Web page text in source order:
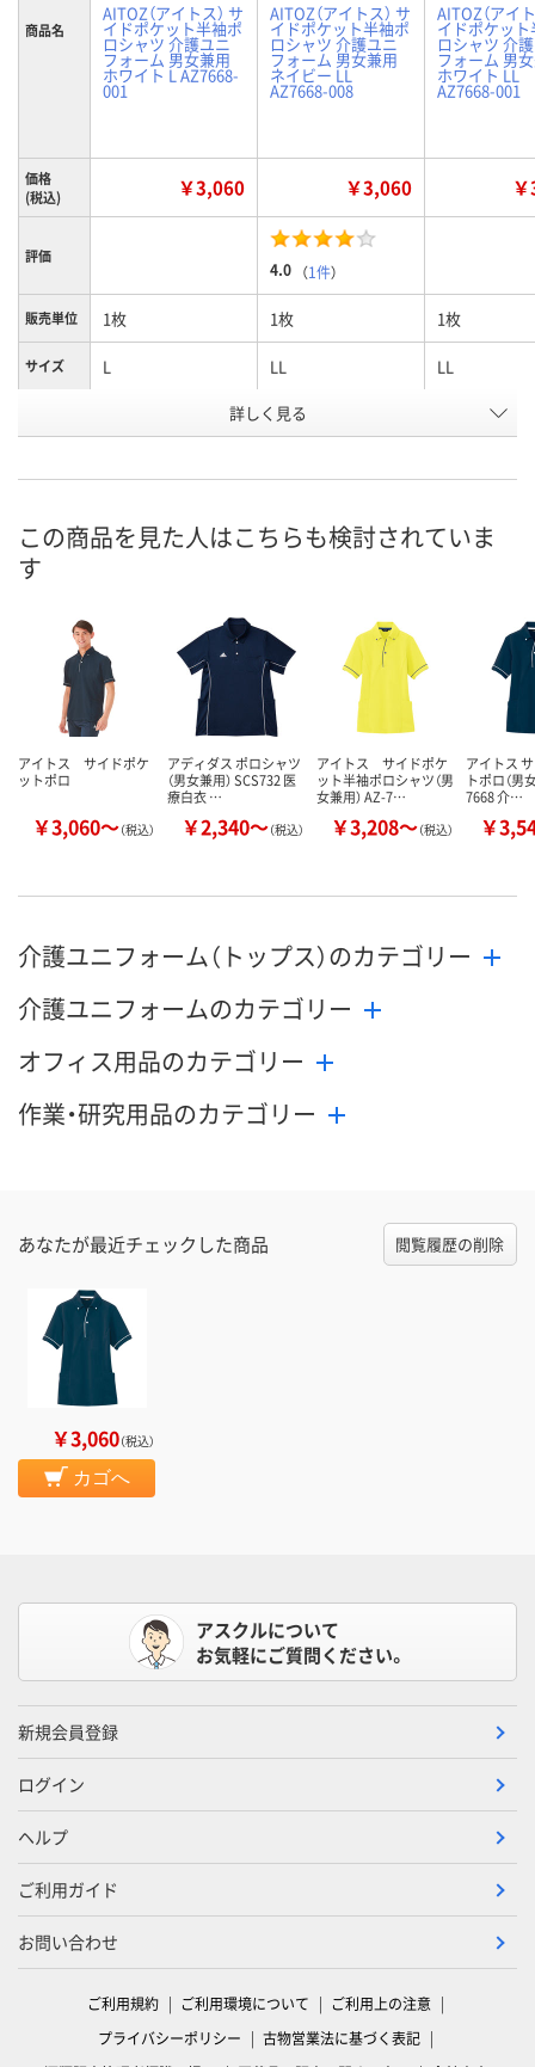
商品名
AITOZ（アイトス） サ
イドポケット半袖ポ
ロシャツ 介護ユニ
フォーム 男女兼用
ホワイト L AZ7668-
001
AITOZ（アイトス） サ
イドポケット半袖ポ
ロシャツ 介護ユニ
フォーム 男女兼用
ネイビー LL
AZ7668-008
AITOZ（アイ
イドポケッ
ロシャツ 介
フォーム 男
ホワイト LL
AZ7668-001
価格
(税込)
￥3,060 ￥3,060
評価
4.0 （1件）
販売単位 1枚 1枚 1枚
サイズ L LL LL
ネイビー ホワイト
号
お届け日
カゴへ
数量
カゴへ カ
詳しく見る
この商品を見た人はこちらも検討されていま
す
アイトス サイドポケ
ットポロ
￥3,060～（税込）
アディダス ポロシャツ
（男女兼用） SCS732 医
療白衣 …
￥2,340～（税込）
アイトス サイドポケ
ット半袖ポロシャツ（男
女兼用） AZ-7…
￥3,208～（税込）
アイトス
トポロ（男
7668 介…
￥
介護ユニフォーム（トップス）のカテゴリー
介護ユニフォームのカテゴリー
オフィス用品のカテゴリー
作業・研究用品のカテゴリー
あなたが最近チェックした商品 閲覧履歴の削除
￥3,060（税込）
カゴへ
アスクルについて
お気軽にご質問ください。
新規会員登録
ログイン
ヘルプ
ご利用ガイド
お問い合わせ
ご利用規約 ご利用環境について
ご利用上の注意
プライバシーポリシー
古物営業法に基づく表記